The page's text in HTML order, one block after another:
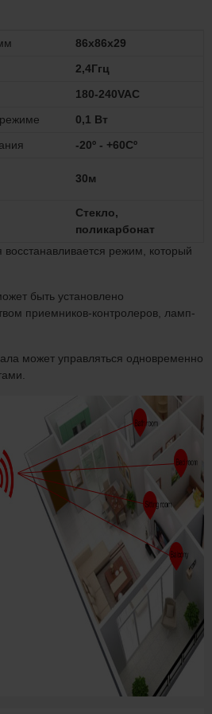
86х86х29
2,4Ггц
180-240VAC
0,1 Вт
-20º - +60Сº
30м
Стекло,
поликарбонат
режим, который
быть установлено
приемников-контролеров, ламп-
может управляться одновременно